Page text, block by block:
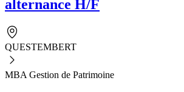
alternance H/F
QUESTEMBERT
MBA Gestion de Patrimoine